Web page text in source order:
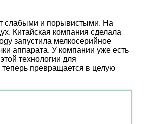
слабыми и порывистыми. На
Китайская компания сделала
запустила мелкосерийное
аппарата. У компании уже есть
технологии для
теперь превращается в целую